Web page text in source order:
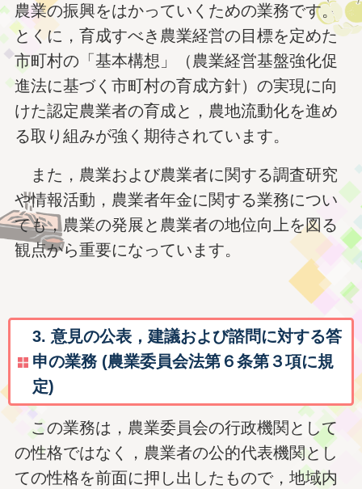
農業の振興をはかっていくための業務です。
とくに，育成すべき農業経営の目標を定めた
市町村の「基本構想」（農業経営基盤強化促
進法に基づく市町村の育成方針）の実現に向
けた認定農業者の育成と，農地流動化を進め
る取り組みが強く期待されています。
また，農業および農業者に関する調査研究
や情報活動，農業者年金に関する業務につい
ても，農業の発展と農業者の地位向上を図る
観点から重要になっています。
3. 意見の公表，建議および諮問に対する答
申の業務 (農業委員会法第６条第３項に規
定)
この業務は，農業委員会の行政機関として
の性格ではなく，農業者の公的代表機関とし
ての性格を前面に押し出したもので，地域内